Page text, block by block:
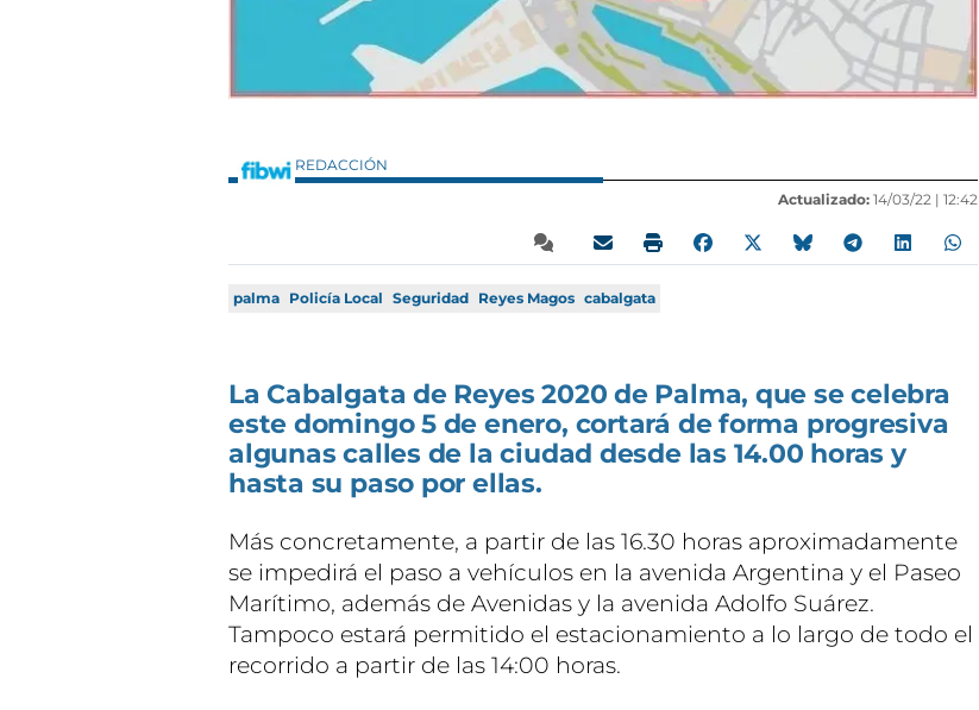
REDACCIÓN
Actualizado: 14/03/22 | 12:42
palma Policía Local Seguridad Reyes Magos cabalgata
La Cabalgata de Reyes 2020 de Palma, que se celebra
este domingo 5 de enero, cortará de forma progresiva
algunas calles de la ciudad desde las 14.00 horas y
hasta su paso por ellas.
Más concretamente, a partir de las 16.30 horas aproximadamente
se impedirá el paso a vehículos en la avenida Argentina y el Paseo
Marítimo, además de Avenidas y la avenida Adolfo Suárez.
Tampoco estará permitido el estacionamiento a lo largo de todo el
recorrido a partir de las 14:00 horas.